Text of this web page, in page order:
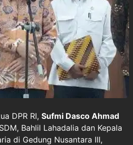
DPR RI, Sufmi Dasco Ahmad
Bahlil Lahadalia dan Kepala
di Gedung Nusantara III,